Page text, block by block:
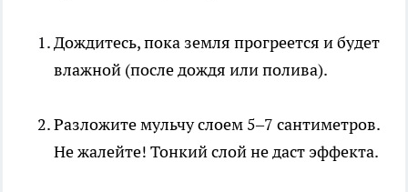
Дождитесь, пока земля прогреется и будет
влажной (после дождя или полива).
Разложите мульчу слоем 5–7 сантиметров.
Не жалейте! Тонкий слой не даст эффекта.